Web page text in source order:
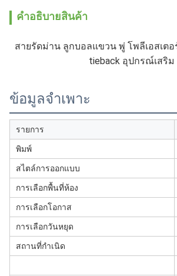
คําอธิบายสินค้า
สายรัดม่าน ลูกบอลแขวน พู่ โพลีเอสเต
tieback อุปกรณ์เสริม
ข้อมูลจำเพาะ
รายการ
พิมพ์
สไตล์การออกแบบ
การเลือกพื้นที่ห้อง
การเลือกโอกาส
การเลือกวันหยุด
สถานที่กำเนิด